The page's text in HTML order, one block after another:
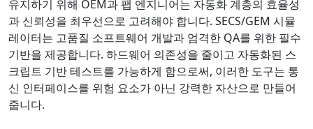
유지하기 위해 OEM과 팹 엔지니어는 자동화 계층의 효율성
과 신뢰성을 최우선으로 고려해야 합니다. SECS/GEM 시뮬
레이터는 고품질 소프트웨어 개발과 엄격한 QA를 위한 필수
기반을 제공합니다. 하드웨어 의존성을 줄이고 자동화된 스
크립트 기반 테스트를 가능하게 함으로써, 이러한 도구는 통
신 인터페이스를 위험 요소가 아닌 강력한 자산으로 만들어
줍니다.